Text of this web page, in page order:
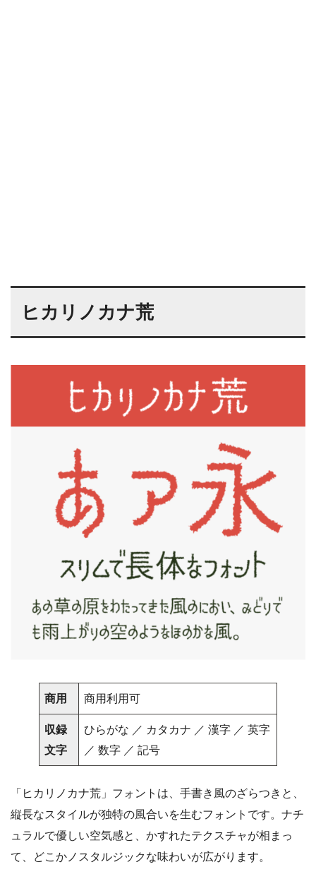
ヒカリノカナ荒
商用 商用利用可
収録
文字
ひらがな ／ カタカナ ／ 漢字 ／ 英字
／ 数字 ／ 記号
「ヒカリノカナ荒」フォントは、手書き風のざらつきと、
縦長なスタイルが独特の風合いを生むフォントです。ナチ
ュラルで優しい空気感と、かすれたテクスチャが相まっ
て、どこかノスタルジックな味わいが広がります。